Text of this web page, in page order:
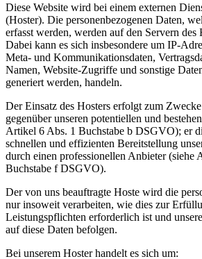
Diese Website wird bei einem externen
(Hoster). Die personenbezogenen Daten,
erfasst werden, werden auf den Servern des
Dabei kann es sich insbesondere um IP-
Meta- und Kommunikationsdaten,
Namen, Website-Zugriffe und sonstige
generiert werden, handeln.
Der Einsatz des Hosters erfolgt zum
gegenüber unseren potentiellen und
Artikel 6 Abs. 1 Buchstabe b DSGVO); er
schnellen und effizienten Bereitstellung
durch einen professionellen Anbieter (siehe
Buchstabe f DSGVO).
Der von uns beauftragte Hoste wird die
nur insoweit verarbeiten, wie dies zur
Leistungspflichten erforderlich ist und
auf diese Daten befolgen.
Bei unserem Hoster handelt es sich um: